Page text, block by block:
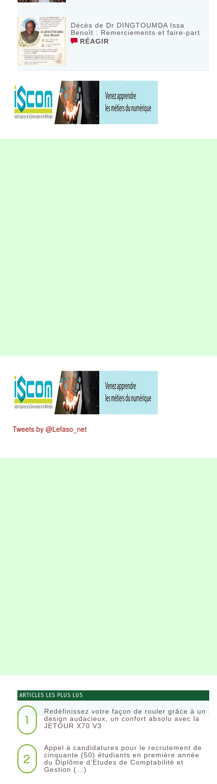
Décès de Dr DINGTOUMDA Issa
Benoît : Remerciements et faire-part
RÉAGIR
Tweets by @Lefaso_net
ARTICLES LES PLUS LUS
1
Redéfinissez votre façon de rouler grâce à un
design audacieux, un confort absolu avec la
JETOUR X70 V3
2
Appel à candidatures pour le recrutement de
cinquante (50) étudiants en première année
du Diplôme d’Etudes de Comptabilité et
Gestion (…)